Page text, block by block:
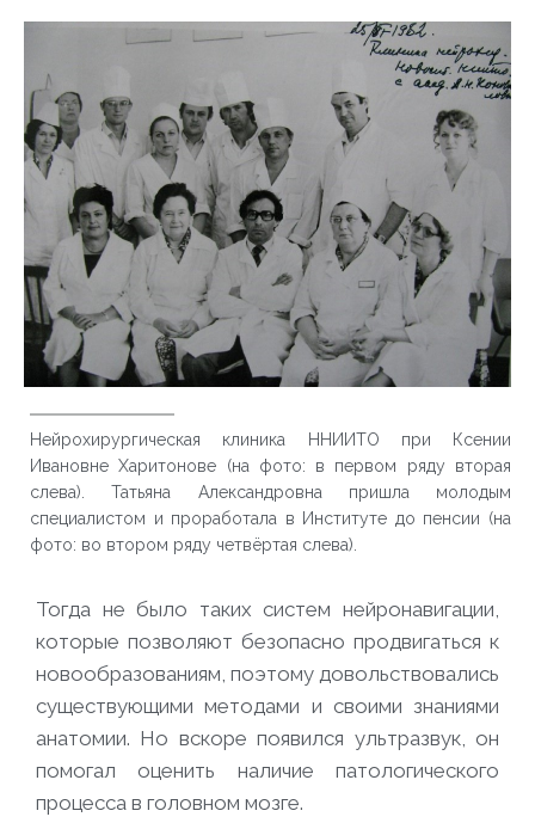
Нейрохирургическая клиника ННИИТО при Ксении
Ивановне Харитонове (на фото: в первом ряду вторая
слева). Татьяна Александровна пришла молодым
специалистом и проработала в Институте до пенсии (на
фото: во втором ряду четвёртая слева).
Тогда не было таких систем нейронавигации,
которые позволяют безопасно продвигаться к
новообразованиям, поэтому довольствовались
существующими методами и своими знаниями
анатомии. Но вскоре появился ультразвук, он
помогал оценить наличие патологического
процесса в головном мозге.